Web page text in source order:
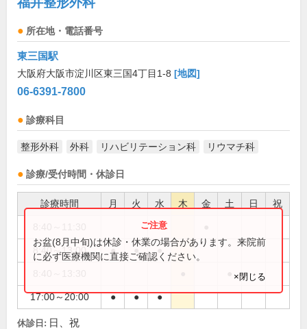
所在地・電話番号
東三国駅
大阪府大阪市淀川区東三国4丁目1-8 [地図]
06-6391-7800
診療科目
整形外科 外科 リハビリテーション科 リウマチ科
診療/受付時間・休診日
診療時間 月 火 水 木 金 土 日 祝
8:40～13:00 ● ● ●
17:00～20:00 ● ● ●
お盆(8月中旬)は休診・休業の場合があります。来院前
に必ず医療機関に直接ご確認ください。
×閉じる
休診日: 日、祝